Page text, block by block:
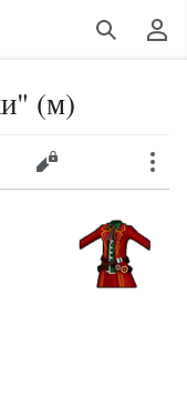
Найти Пользовательское меню
(м)
Править
Ещё